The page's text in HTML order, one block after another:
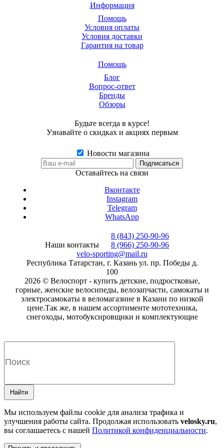
Информация
Помощь
Условия оплаты
Условия доставки
Гарантия на товар
Помощь
Блог
Вопрос-ответ
Бренды
Обзоры
Будьте всегда в курсе!
Узнавайте о скидках и акциях первым
Новости магазина
Оставайтесь на связи
Вконтакте
Instagram
Telegram
WhatsApp
Наши контакты
8 (843) 250-90-96
8 (966) 250-90-96
velo-sporting@mail.ru
Республика Татарстан, г. Казань ул. пр. Победы д.
100
2026 © Велоспорт - купить детские, подростковые,
горные, женские велосипеды, велозапчасти, самокаты и
электросамокаты в веломагазине в Казани по низкой
цене.Так же, в нашем ассортименте мототехника,
снегоходы, мотобуксировщики и комплектующие
Найти
Мы используем файлы cookie для анализа трафика и
улучшения работы сайта. Продолжая использовать velosky.ru,
вы соглашаетесь с нашей Политикой конфиденциальности.